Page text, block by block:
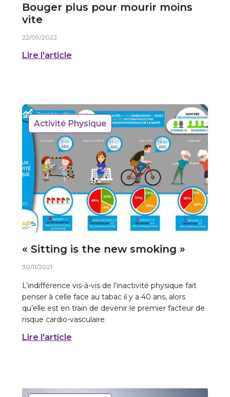
Bouger plus pour mourir moins
vite
22/09/2022
Lire l'article
Activité Physique
« Sitting is the new smoking »
30/11/2021
L’indifférence vis-à-vis de l’inactivité physique fait
penser à celle face au tabac il y a 40 ans, alors
qu’elle est en train de devenir le premier facteur de
risque cardio-vasculaire.
Lire l'article